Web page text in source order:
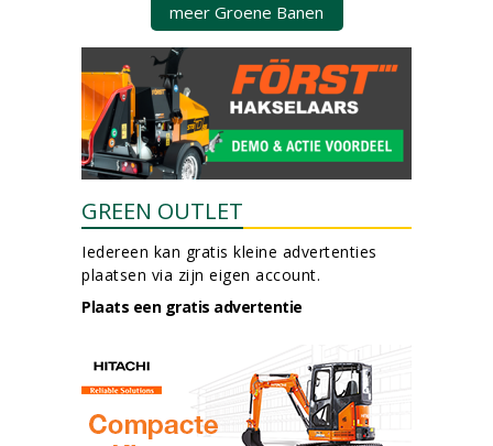
meer Groene Banen
GREEN OUTLET
Iedereen kan gratis kleine advertenties
plaatsen via zijn eigen account.
Plaats een gratis advertentie